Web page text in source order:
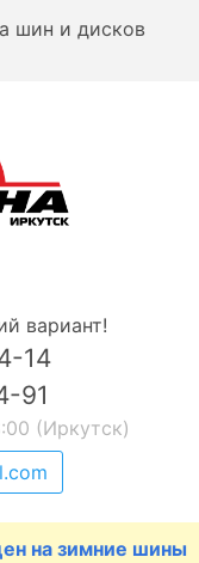
шин и дисков
вариант!
14
91
(Иркутск)
на зимние шины